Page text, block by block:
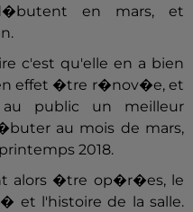
en mars, et
c'est qu'elle en a bien
effet �tre r�nov�e, et
public un meilleur
au mois de mars,
2018.
alors �tre op�r�es, le
et l'histoire de la salle.